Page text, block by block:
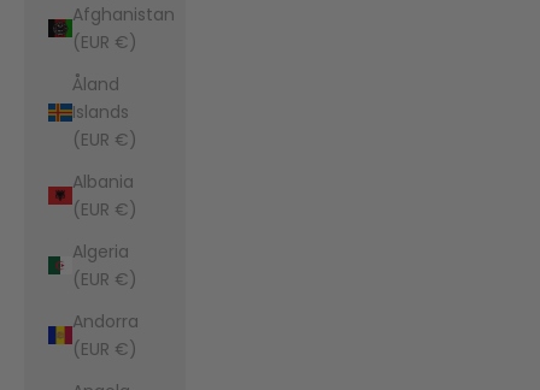
Afghanistan
(EUR €)
Åland
Islands
(EUR €)
Albania
(EUR €)
Algeria
(EUR €)
Andorra
(EUR €)